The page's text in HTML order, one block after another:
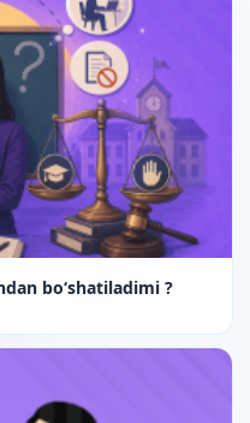
bo‘shatiladimi ?